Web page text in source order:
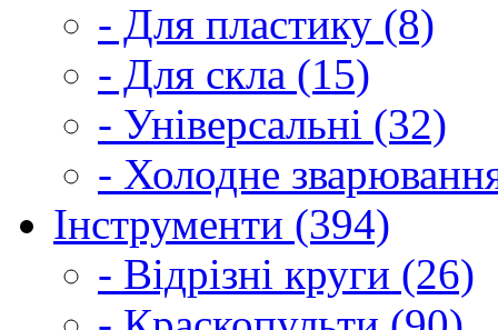
- Для пластику (8)
- Для скла (15)
- Універсальні (32)
- Холодне
Інструменти (394)
- Відрізні круги (26)